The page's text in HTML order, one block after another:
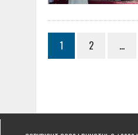
1 2 …